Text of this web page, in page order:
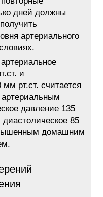
дней должны
артериального
и
рт.ст. считается
давление 135
85
домашним